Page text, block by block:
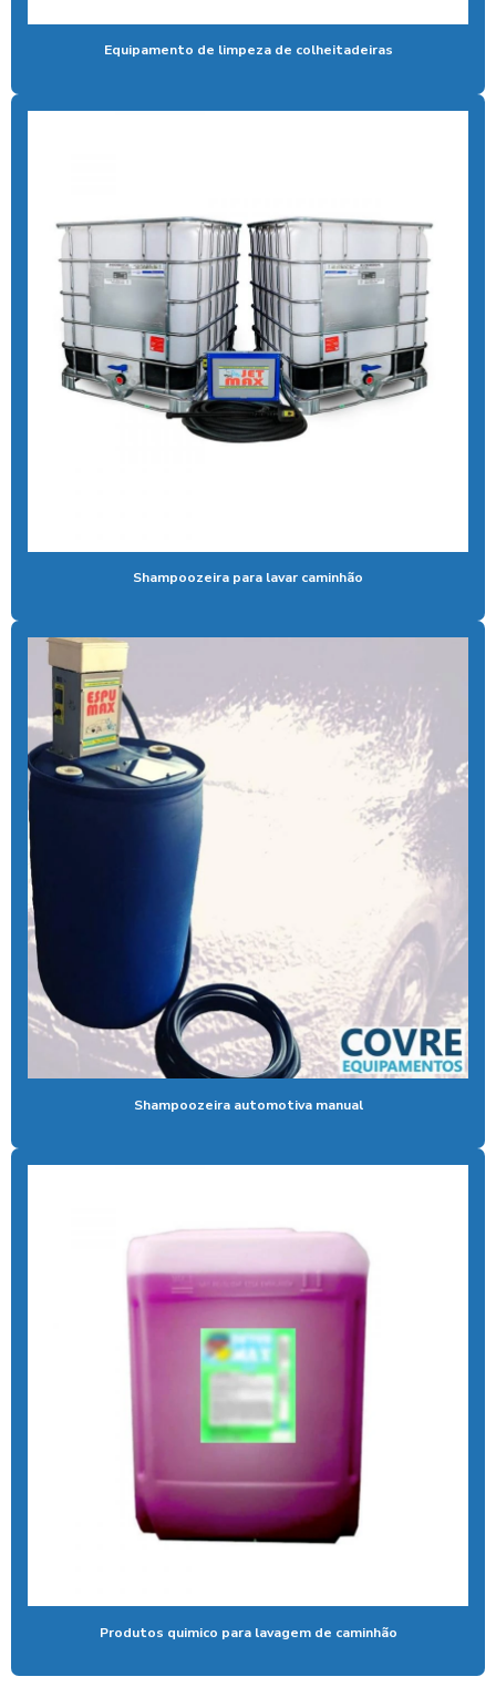
Aspirador profissional para carros
Aspirador self service onde encontrar
Aspirador self service pagamento pix
Aspirador self service com pix
Aspirador self service pix preço
Aspirador self service para postos com pix
Aspirador self service preço
Bomba para lavar caminhão
Calibrador pneu moedeiro
Calibrador de pneus com pagamento via pix
Cera de máquina
Chuveiro tarifador pix
Coagulante orgânico
Coagulante orgânico tanino
Contador de banhos
Controlador de banho
Controlador de banho digital
Controlador de banho com ficha
Controlador de banho com moedas
Controlador de chuveiro
Controlador de tempo de banho
Controlador de tempo chuveiro
Desengraxante alcalino biodegradavel
Equipamento de limpeza de colheitadeiras
Shampoozeira para lavar caminhão
Shampoozeira automotiva manual
Produtos quimico para lavagem de caminhão